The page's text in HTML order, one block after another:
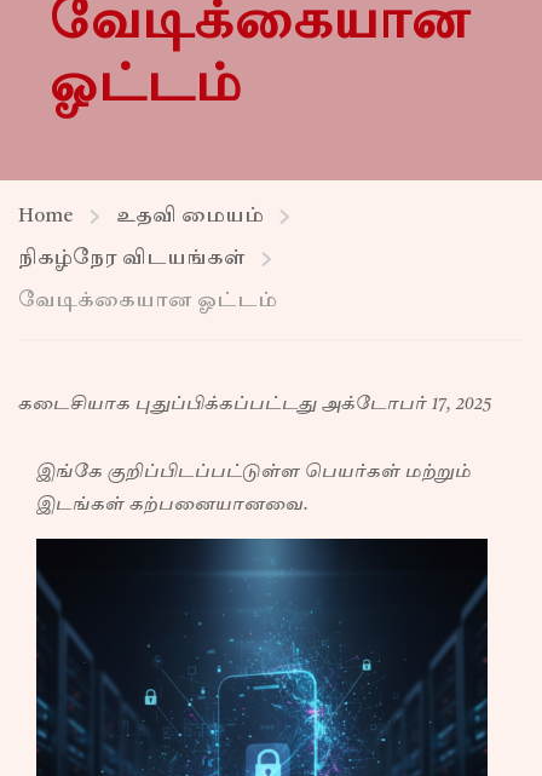
வேடிக்கையான
ஓட்டம்
Home உதவி மையம்
நிகழ்நேர விடயங்கள்
வேடிக்கையான ஓட்டம்
கடைசியாக புதுப்பிக்கப்பட்டது அக்டோபர் 17, 2025
இங்கே குறிப்பிடப்பட்டுள்ள பெயர்கள் மற்றும்
இடங்கள் கற்பனையானவை.